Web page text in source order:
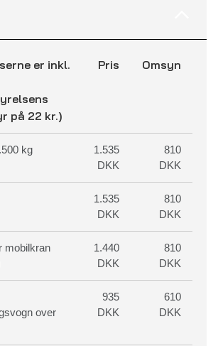
er inkl.
på 22 kr.)
Pris Omsyn
kg
1.535
DKK
810
DKK
1.535
DKK
810
DKK
mobilkran
1.440
DKK
810
DKK
over
935
DKK
610
DKK